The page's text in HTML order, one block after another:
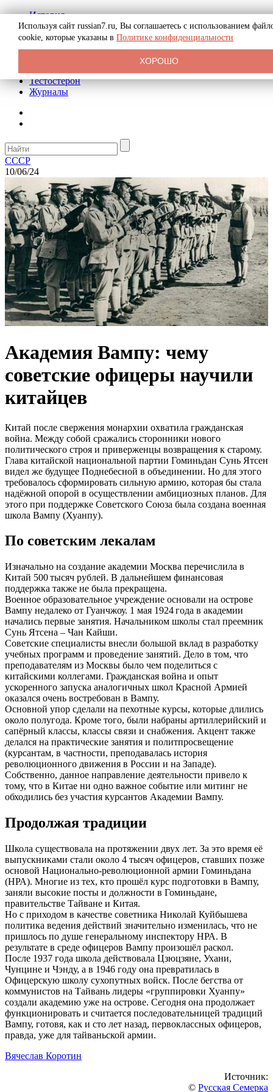
История
Биография
Криминал
Реклама на сайте
Тестостерон
Журналы
СССР
10/06/24
Академия Вампу: чему
советские офицеры научили
китайцев
Китай после свержения монархии охватила гражданская
война. Между собой сражались сторонники нового
политического строя и приверженцы возвращения к старому.
Глава китайской национальной партии Гоминьдан Сунь Ятсен
видел же будущее Поднебесной в объединении. Но для этого
требовалось сформировать сильную армию, которая бы стала
надёжной опорой в осуществлении амбициозных планов. Для
этого при поддержке Советского Союза была создана военная
школа Вампу (Хуанпу).
По советским лекалам
Изначально на создание академии Москва перечислила в
Китай 500 тысяч рублей. В дальнейшем финансовая
поддержка также не была прекращена.
Военное образовательное учреждение основали на острове
Вампу недалеко от Гуанчжоу. 1 мая 1924 года в академии
начались первые занятия. Начальником школы стал преемник
Сунь Ятсена – Чан Кайши.
Советские специалисты внесли большой вклад в разработку
учебных программ и проведение занятий. Дело в том, что
преподавателям из Москвы было чем поделиться с
китайскими коллегами. Гражданская война и опыт
ускоренного запуска аналогичных школ Красной Армией
оказался очень востребован в Вампу.
Основной упор сделали на пехотные курсы, которые длились
около полугода. Кроме того, были набраны артиллерийский и
сапёрный классы, классы связи и снабжения. Акцент также
делался на практические занятия и политпросвещение
(курсантам, в частности, преподавалась история
революционного движения в России и на Западе).
Собственно, данное направление деятельности привело к
тому, что в Китае ни одно важное событие или митинг не
обходились без участия курсантов Академии Вампу.
Продолжая традиции
Школа существовала на протяжении двух лет. За это время её
выпускниками стали около 4 тысяч офицеров, ставших позже
основой Национально-революционной армии Гоминьдана
(НРА). Многие из тех, кто прошёл курс подготовки в Вампу,
заняли высокие посты и должности в Гоминьдане,
правительстве Тайване и Китая.
Но с приходом в качестве советника Николай Куйбышева
политика ведения действий значительно изменилась, что не
пришлось по душе генеральному инспектору НРА. В
результате в среде офицеров Вампу произошёл раскол.
После 1937 года школа действовала Цзюцзяне, Ухани,
Чунцине и Чэнду, а в 1946 году она превратилась в
Офицерскую школу сухопутных войск. После бегства от
коммунистов на Тайвань лидеры «группировки Хуанпу»
создали академию уже на острове. Сегодня она продолжает
функционировать и считается последовательницей традиций
Вампу, готовя, как и сто лет назад, первоклассных офицеров,
правда, уже для тайваньской армии.
Вячеслав Коротин
Источник:
© Русская Семерка
Используя сайт russian7.ru, Вы соглашаетесь с использованием
cookie, которые указаны в Политике конфиденциальности
ХОРОШО